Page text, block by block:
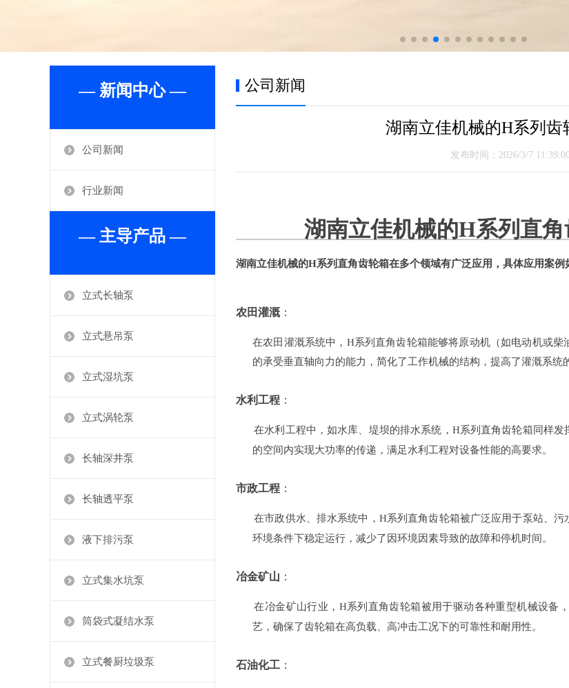
— 新闻中心 —
公司新闻
行业新闻
— 主导产品 —
立式长轴泵
立式悬吊泵
立式湿坑泵
立式涡轮泵
长轴深井泵
长轴透平泵
液下排污泵
立式集水坑泵
筒袋式凝结水泵
立式餐厨垃圾泵
公司新闻
湖南立佳机械的H系列齿
发布时间：2026/3/7
湖南立佳机械的H系列直
湖南立佳机械的H系列直角齿轮箱在多个领域有广泛应用，具体应用案例
农田灌溉 ‌：
在农田灌溉系统中，H系列直角齿轮箱能够将原动机（如电动机或
的承受垂直轴向力的能力，简化了工作机械的结构，提高了灌溉系统
水利工程 ‌：
在水利工程中，如水库、堤坝的排水系统，H系列直角齿轮箱同样
的空间内实现大功率的传递，满足水利工程对设备性能的高要求。
市政工程 ‌：
在市政供水、排水系统中，H系列直角齿轮箱被广泛应用于泵站、
环境条件下稳定运行，减少了因环境因素导致的故障和停机时间。
冶金矿山 ‌：
在冶金矿山行业，H系列直角齿轮箱被用于驱动各种重型机械设备
艺，确保了齿轮箱在高负载、高冲击工况下的可靠性和耐用性。
石油化工 ‌：